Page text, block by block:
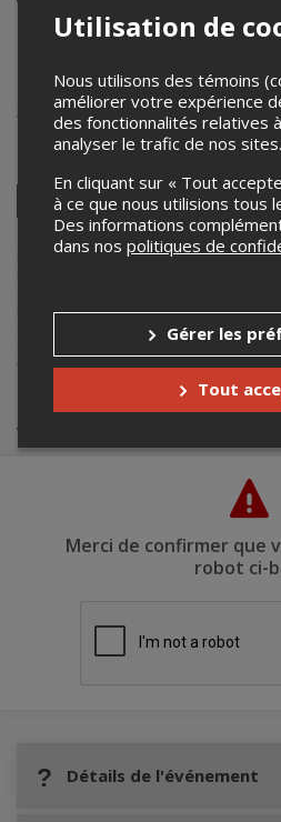
1er décembre 2024
Cinémathèque québecoise -
335 Boul de Maisonneuve E,
Facebook
Twitter
LinkedinPinterest Envoyer
courriel
Lepointdevente.com agit à titre de
Pour plus d’information à propos de
contacter l’organisateur de
du documentaire de Montréal - RIDM , à
+1 438-527-2310.
Achat de billets
Merci de confirmer que
robot ci-
Détails de l'événement
Utilisation de
Nous utilisons des témoins
améliorer votre expérience
des fonctionnalités relatives
analyser le trafic de nos sites.
En cliquant sur « Tout
à ce que nous utilisions tous
Des informations
dans nos politiques de
Gérer les
Tout